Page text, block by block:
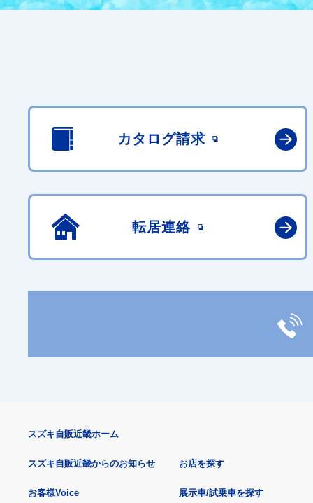
カタログ請求
転居連絡
スズキ自販近畿ホーム
スズキ自販近畿からのお知らせ
お客様Voice
お店を探す
展示車/試乗車を探す